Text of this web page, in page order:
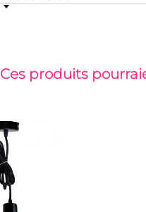
Ces produits